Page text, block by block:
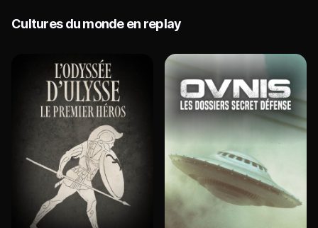
Cultures du monde en replay